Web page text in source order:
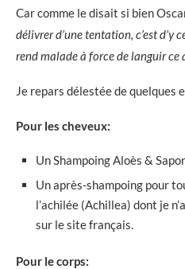
Car comme le disait si bien
délivrer d’une tentation, c’est d’y
rend malade à force de languir ce
Je repars délestée de quelques
Pour les cheveux:
Un Shampoing Aloès &
Un après-shampoing pour
l’achilée (Achillea) dont je
sur le site français.
Pour le corps: